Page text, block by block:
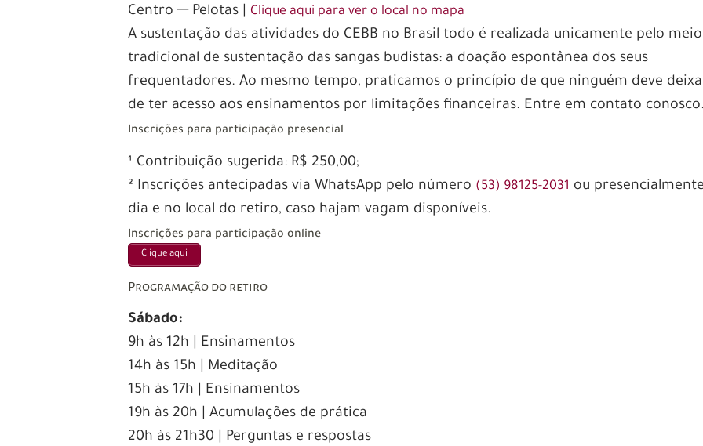
Centro ─ Pelotas | Clique aqui para ver o local no mapa
A sustentação das atividades do CEBB no Brasil todo é realizada unicamente pelo meio
tradicional de sustentação das sangas budistas: a doação espontânea dos seus
frequentadores. Ao mesmo tempo, praticamos o princípio de que ninguém deve
de ter acesso aos ensinamentos por limitações financeiras. Entre em contato
Inscrições para participação presencial
¹ Contribuição sugerida: R$ 250,00;
² Inscrições antecipadas via WhatsApp pelo número (53) 98125-2031 ou
dia e no local do retiro, caso hajam vagam disponíveis.
Inscrições para participação online
Clique aqui
Programação do retiro
Sábado:
9h às 12h | Ensinamentos
14h às 15h | Meditação
15h às 17h | Ensinamentos
19h às 20h | Acumulações de prática
20h às 21h30 | Perguntas e respostas